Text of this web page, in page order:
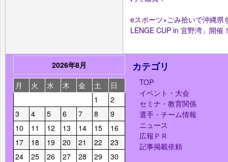
eスポーツ×ごみ拾いで沖縄県
LENGE CUP in 宜野湾」開催
2026年8月
月
火 水 木 金 土
日
1
2
3
4 5 6 7 8
9
10
11 12 13 14 15
16
17
18 19 20 21 22
23
24
25 26 27 28 29
30
カテゴリ
TOP
イベント・大会
セミナ・教育関係
選手・チーム情報
ニュース
広報ＰＲ
記事掲載依頼